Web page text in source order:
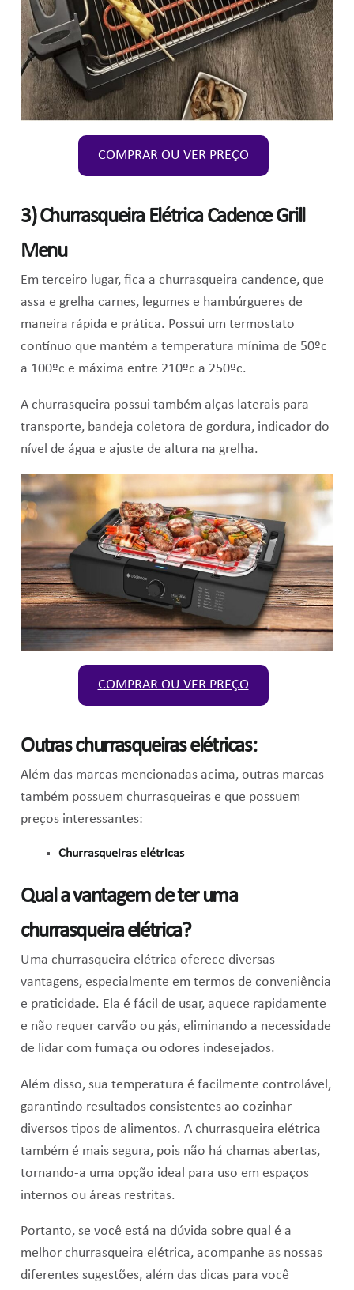
COMPRAR OU VER PREÇO
3)Churrasqueira Elétrica Cadence Grill
Menu
Em terceiro lugar, fica a churrasqueira candence, que
assa e grelha carnes, legumes e hambúrgueres de
maneira rápida e prática. Possui um termostato
contínuo que mantém a temperatura mínima de 50ºc
a 100ºc e máxima entre 210ºc a 250ºc.
A churrasqueira possui também alças laterais para
transporte, bandeja coletora de gordura, indicador do
nível de água e ajuste de altura na grelha.
COMPRAR OU VER PREÇO
Outras churrasqueiras elétricas:
Além das marcas mencionadas acima, outras marcas
também possuem churrasqueiras e que possuem
preços interessantes:
Churrasqueiras elétricas
Qual a vantagem de ter uma
churrasqueira elétrica?
Uma churrasqueira elétrica oferece diversas
vantagens, especialmente em termos de conveniência
e praticidade. Ela é fácil de usar, aquece rapidamente
e não requer carvão ou gás, eliminando a necessidade
de lidar com fumaça ou odores indesejados.
Além disso, sua temperatura é facilmente controlável,
garantindo resultados consistentes ao cozinhar
diversos tipos de alimentos. A churrasqueira elétrica
também é mais segura, pois não há chamas abertas,
tornando-a uma opção ideal para uso em espaços
internos ou áreas restritas.
Portanto, se você está na dúvida sobre qual é a
melhor churrasqueira elétrica, acompanhe as nossas
diferentes sugestões, além das dicas para você